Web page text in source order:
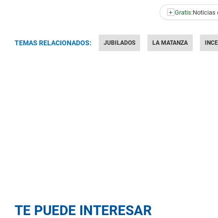
+ Gratis:Noticias
TEMAS RELACIONADOS: JUBILADOS LA MATANZA
TE PUEDE INTERESAR